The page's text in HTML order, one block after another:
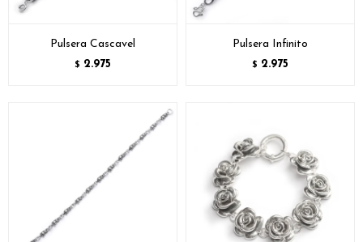
Pulsera Cascavel
$ 2.975
Pulsera Infinito
$ 2.975